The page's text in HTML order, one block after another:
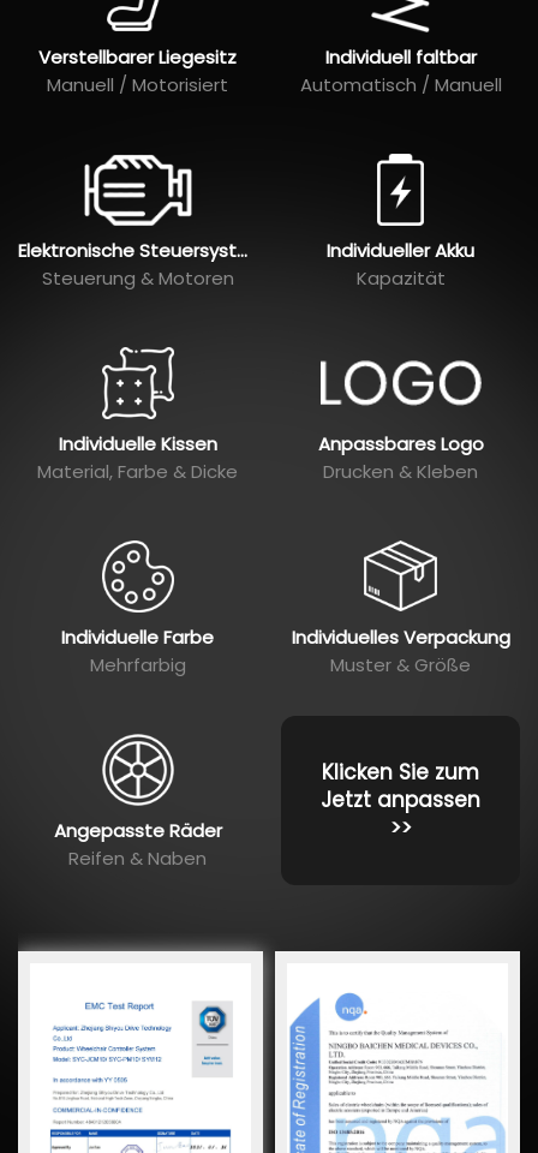
Verstellbarer Liegesitz
Manuell / Motorisiert
Individuell faltbar
Automatisch / Manuell
Elektronische Steuersysteme
Steuerung & Motoren
Individueller Akku
Kapazität
Individuelle Kissen
Material, Farbe & Dicke
Anpassbares Logo
Drucken & Kleben
Individuelle Farbe
Mehrfarbig
Individuelles Verpackung
Muster & Größe
Angepasste Räder
Reifen & Naben
Klicken Sie zum
Jetzt anpassen
>>